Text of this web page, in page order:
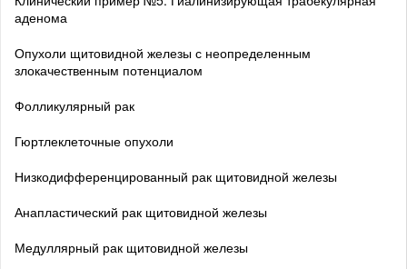
аденома
Опухоли щитовидной железы с неопределенным
злокачественным потенциалом
Фолликулярный рак
Гюртлеклеточные опухоли
Низкодифференцированный рак щитовидной железы
Анапластический рак щитовидной железы
Медуллярный рак щитовидной железы